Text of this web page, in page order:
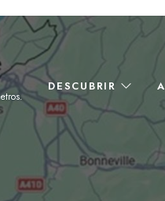
DESCUBRIR